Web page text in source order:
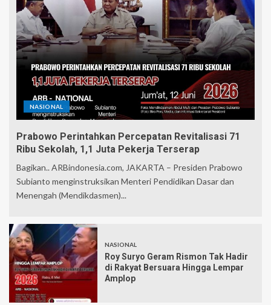
NASIONAL
Prabowo Perintahkan Percepatan Revitalisasi 71
Ribu Sekolah, 1,1 Juta Pekerja Terserap
Bagikan.. ARBindonesia.com, JAKARTA – Presiden Prabowo
Subianto menginstruksikan Menteri Pendidikan Dasar dan
Menengah (Mendikdasmen)...
NASIONAL
Roy Suryo Geram Rismon Tak Hadir
di Rakyat Bersuara Hingga Lempar
Amplop